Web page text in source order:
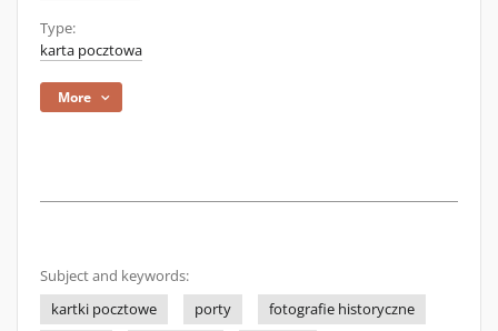
Type:
karta pocztowa
More
Subject and keywords:
kartki pocztowe
porty
fotografie historyczne